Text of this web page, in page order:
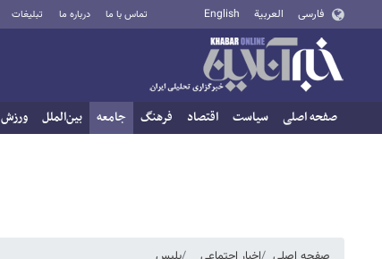
فارسی العربية English تماس با ما درباره ما تبلیغات
صفحه اصلی سیاست اقتصاد فرهنگ جامعه بین‌الملل ورزش